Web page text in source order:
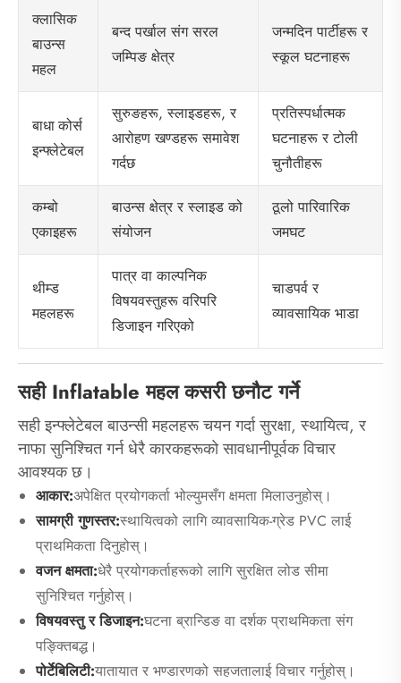
क्लासिक
बाउन्स
महल
बन्द पर्खाल संग सरल
जम्पिङ क्षेत्र
जन्मदिन पार्टीहरू र
स्कूल घटनाहरू
बाधा कोर्स
इन्फ्लेटेबल
सुरुङहरू, स्लाइडहरू, र
आरोहण खण्डहरू समावेश
गर्दछ
प्रतिस्पर्धात्मक
घटनाहरू र टोली
चुनौतीहरू
कम्बो
एकाइहरू
बाउन्स क्षेत्र र स्लाइड को
संयोजन
ठूलो पारिवारिक
जमघट
थीम्ड
महलहरू
पात्र वा काल्पनिक
विषयवस्तुहरू वरिपरि
डिजाइन गरिएको
चाडपर्व र
व्यावसायिक भाडा
सही Inflatable महल कसरी छनौट गर्ने
सही इन्फ्लेटेबल बाउन्सी महलहरू चयन गर्दा सुरक्षा, स्थायित्व, र
नाफा सुनिश्चित गर्न धेरै कारकहरूको सावधानीपूर्वक विचार
आवश्यक छ।
आकार:अपेक्षित प्रयोगकर्ता भोल्युमसँग क्षमता मिलाउनुहोस्।
सामग्री गुणस्तर:स्थायित्वको लागि व्यावसायिक-ग्रेड PVC लाई
प्राथमिकता दिनुहोस्।
वजन क्षमता:धेरै प्रयोगकर्ताहरूको लागि सुरक्षित लोड सीमा
सुनिश्चित गर्नुहोस्।
विषयवस्तु र डिजाइन:घटना ब्रान्डिङ वा दर्शक प्राथमिकता संग
पङ्क्तिबद्ध।
पोर्टेबिलिटी:यातायात र भण्डारणको सहजतालाई विचार गर्नुहोस्।